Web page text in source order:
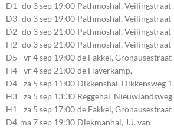
D1 do 3 sep 19:00 Pathmoshal, Veilingstraat
20, 7545LZ Enschede
D3 do 3 sep 19:00 Pathmoshal, Veilingstraat
20, 7545LZ Enschede
D2 do 3 sep 21:00 Pathmoshal, Veilingstraat
20, 7545LZ Enschede
H2 do 3 sep 21:00 Pathmoshal, Veilingstraat
20, 7545LZ Enschede
D5 vr 4 sep 19:00 de Fakkel, Gronausestraat
107, 7581CE Losser
H4 vr 4 sep 21:00 de Haverkamp,
Stationsstraat 30, 7475AM
Markelo
D4 za 5 sep 11:00 Dikkenshal, Dikkensweg 1,
7641CC Wierden
H3 za 5 sep 13:30 Reggehal, Nieuwlandsweg
1, 7461VP Rijssen
H1 za 5 sep 17:00 de Fakkel, Gronausestraat
107, 7581CE Losser
D4 ma 7 sep 19:30 Diekmanhal, J.J. van